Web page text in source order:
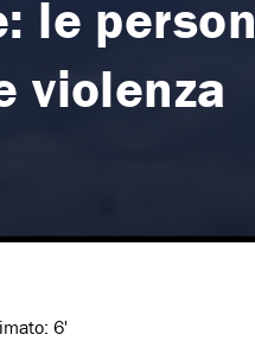
le
violenza
6'